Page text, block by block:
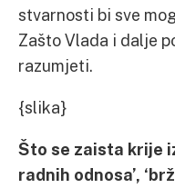
stvarnosti bi sve
Zašto Vlada i dalje
razumjeti.
{slika}
Što se zaista krije
radnih odnosa’,